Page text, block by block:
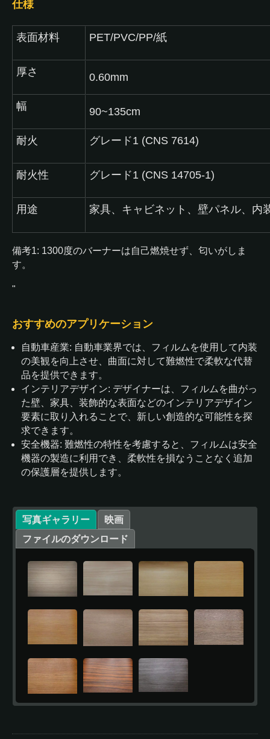
仕様
表面材料 PET/PVC/PP/紙
厚さ 0.60mm
幅 90~135cm
耐火 グレード1 (CNS 7614)
耐火性 グレード1 (CNS 14705-1)
用途 家具、キャビネット、壁パネル、内
備考1: 1300度のバーナーは自己燃焼せず、匂いがしま
す。
"
おすすめのアプリケーション
自動車産業: 自動車業界では、フィルムを使用して内装
の美観を向上させ、曲面に対して難燃性で柔軟な代替
品を提供できます。
インテリアデザイン: デザイナーは、フィルムを曲がっ
た壁、家具、装飾的な表面などのインテリアデザイン
要素に取り入れることで、新しい創造的な可能性を探
求できます。
安全機器: 難燃性の特性を考慮すると、フィルムは安全
機器の製造に利用でき、柔軟性を損なうことなく追加
の保護層を提供します。
写真ギャラリー
映画
ファイルのダウンロード